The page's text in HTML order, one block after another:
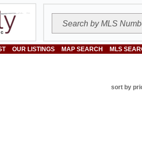
OUR LISTINGS MAP SEARCH MLS
sort by